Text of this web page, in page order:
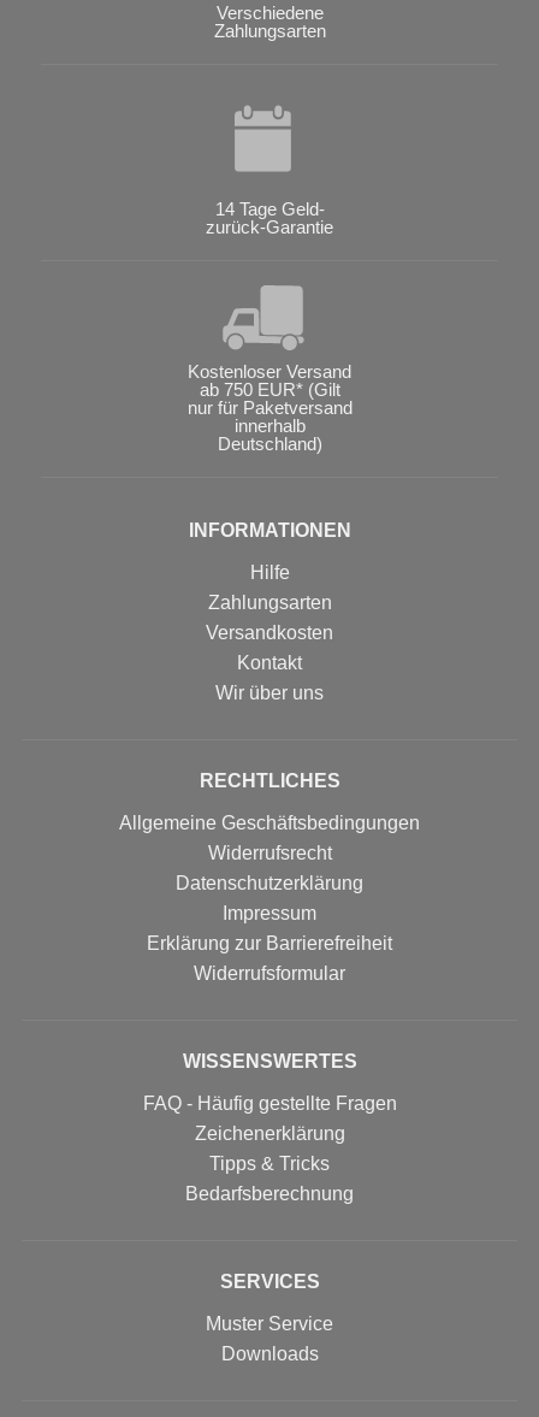
Verschiedene
Zahlungsarten
14 Tage Geld-
zurück-Garantie
Kostenloser Versand
ab 750 EUR* (Gilt
nur für Paketversand
innerhalb
Deutschland)
INFORMATIONEN
Hilfe
Zahlungsarten
Versandkosten
Kontakt
Wir über uns
RECHTLICHES
Allgemeine Geschäftsbedingungen
Widerrufsrecht
Datenschutzerklärung
Impressum
Erklärung zur Barrierefreiheit
Widerrufs­formular
WISSENSWERTES
FAQ - Häufig gestellte Fragen
Zeichenerklärung
Tipps & Tricks
Bedarfsberechnung
SERVICES
Muster Service
Downloads